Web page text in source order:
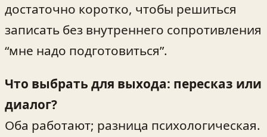
достаточно коротко, чтобы решиться
записать без внутреннего сопротивления
“мне надо подготовиться”.
Что выбрать для выхода: пересказ или
диалог?
Оба работают; разница психологическая.